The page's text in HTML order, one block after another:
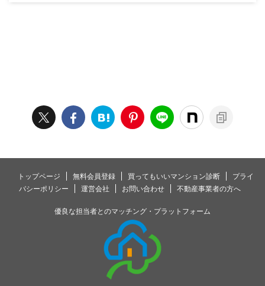
トップページ 無料会員登録 買ってもいいマンション診断
プライ
バシーポリシー
運営会社 お問い合わせ 不動産事業者の方へ
優良な担当者とのマッチング・プラットフォーム